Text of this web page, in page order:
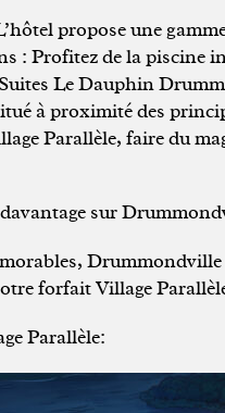
propose une
: Profitez de la piscine
Le Dauphin
à proximité des
Parallèle, faire du
sur
forfait Village
Parallèle: